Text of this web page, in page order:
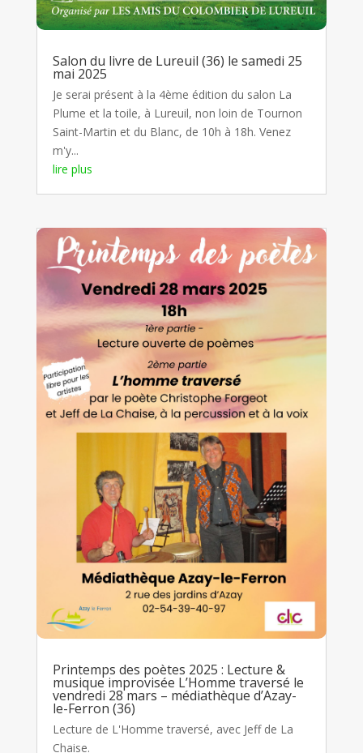
Salon du livre de Lureuil (36) le samedi 25
mai 2025
Je serai présent à la 4ème édition du salon La
Plume et la toile, à Lureuil, non loin de Tournon
Saint-Martin et du Blanc, de 10h à 18h. Venez
m'y...
lire plus
Printemps des poètes 2025 : Lecture &
musique improvisée L’Homme traversé le
vendredi 28 mars – médiathèque d’Azay-
le-Ferron (36)
Lecture de L'Homme traversé, avec Jeff de La
Chaise.